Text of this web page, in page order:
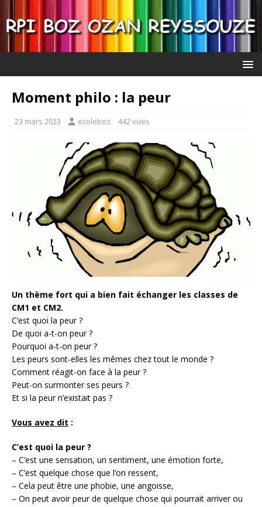
Moment philo : la peur
23 mars 2023 ecoleboz 442 vues
Un thème fort qui a bien fait échanger les classes de
CM1 et CM2.
C’est quoi la peur ?
De quoi a-t-on peur ?
Pourquoi a-t-on peur ?
Les peurs sont-elles les mêmes chez tout le monde ?
Comment réagit-on face à la peur ?
Peut-on surmonter ses peurs ?
Et si la peur n’existait pas ?
Vous avez dit :
C’est quoi la peur ?
– C’est une sensation, un sentiment, une émotion forte,
– C’est quelque chose que l’on ressent,
– Cela peut être une phobie, une angoisse,
– On peut avoir peur de quelque chose qui pourrait arriver ou